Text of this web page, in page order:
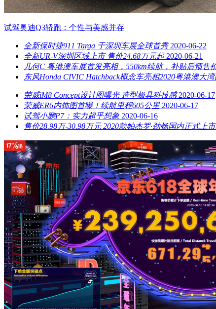
试驾奥迪Q3轿跑：个性与美感并存
全新保时捷911 Targa 于深圳车展全球首秀 2020-06-22
全新UR-V深圳区域上市 售价24.68万元起 2020-06-21
几何C 粤港澳车展首发亮相，550km续航，补贴后预售
东风Honda CIVIC Hatchback概念车亮相2020粤港澳大
荣威iM8 Concept设计图曝光 造型极具科技感 2020-06-17
荣威ER6内饰图首曝！续航里程605公里 2020-06-17
试驾小鹏P7：实力超乎想象 2020-06-16
售价28.98万-30.98万元 2020款帕杰罗·劲畅国内正式上